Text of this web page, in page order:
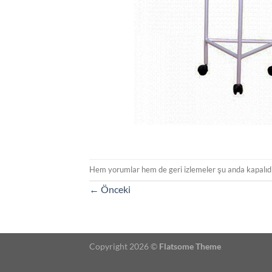
Hem yorumlar hem de geri izlemeler şu anda
← Önceki
Copyright 2026 © Flatsome Theme